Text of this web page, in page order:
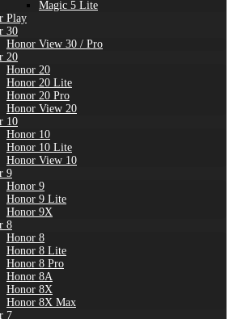
Magic 5 Lite
Play
30
Honor View 30 / Pro
20
Honor 20
Honor 20 Lite
Honor 20 Pro
Honor View 20
10
Honor 10
Honor 10 Lite
Honor View 10
9
Honor 9
Honor 9 Lite
Honor 9X
8
Honor 8
Honor 8 Lite
Honor 8 Pro
Honor 8A
Honor 8X
Honor 8X Max
7